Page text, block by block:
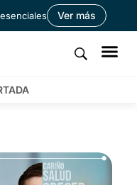
Ver más